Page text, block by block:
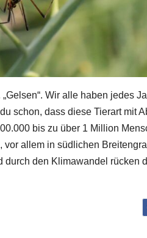
Wir alle haben jedes
schon, dass diese Tierart mit
bis zu über 1 Million
allem in südlichen
den Klimawandel rücken